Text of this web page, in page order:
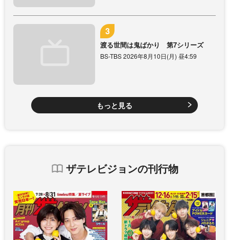
渡る世間は鬼ばかり 第7シリーズ
BS-TBS 2026年8月10日(月) 昼4:59
もっと見る
ザテレビジョンの刊行物